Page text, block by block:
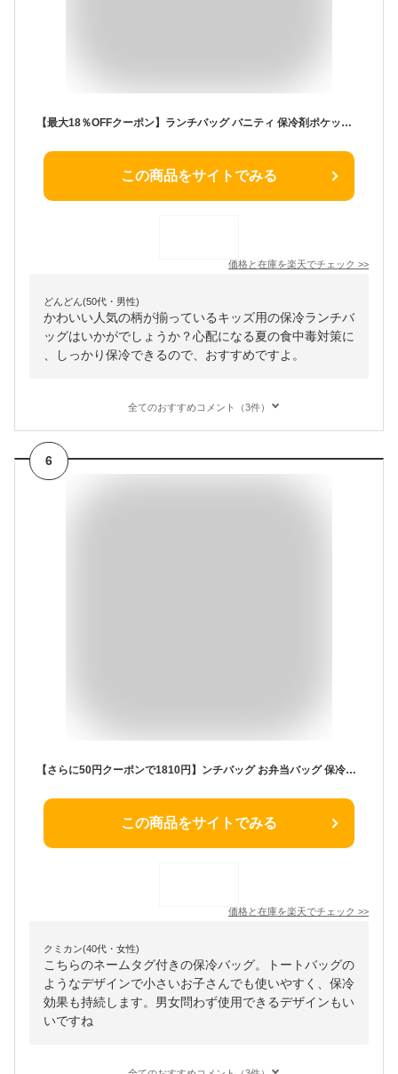
【最大18％OFFクーポン】ランチバッグ バニティ 保冷剤ポケット付き 弁当袋 子供用 お弁当 ランチバッグ 幼稚園 ランチバッグ 男の子 女の子 小学校 保冷剤ポケット付き 弁当袋
この商品をサイトでみる
価格と在庫を楽天でチェック >>
どんどん(50代・男性)
かわいい人気の柄が揃っているキッズ用の保冷ランチバ
ッグはいかがでしょうか？心配になる夏の食中毒対策に
、しっかり保冷できるので、おすすめですよ。
全てのおすすめコメント（3件）
6
【さらに50円クーポンで1810円】ンチバッグ お弁当バッグ 保冷バッグ お弁当 ランチバック 保温 保冷ランチバッグ お弁当 バッグ お弁当袋 トートバッグ ネームタグ付き 男の子 女の子 キッズ 子供 大人 入園 入学 入学準備 入園準備 旅行 小学生 新学期
この商品をサイトでみる
価格と在庫を楽天でチェック >>
クミカン(40代・女性)
こちらのネームタグ付きの保冷バッグ。トートバッグの
ようなデザインで小さいお子さんでも使いやすく、保冷
効果も持続します。男女問わず使用できるデザインもい
いですね